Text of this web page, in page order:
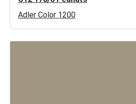
Adler Color 1200